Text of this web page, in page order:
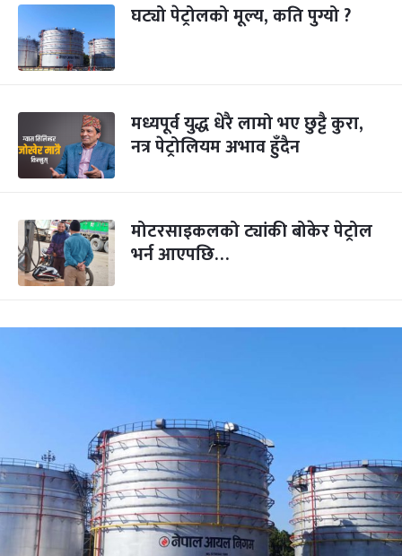
घट्यो पेट्रोलको मूल्य, कति पुग्यो ?
मध्यपूर्व युद्ध धेरै लामो भए छुट्टै कुरा,
नत्र पेट्रोलियम अभाव हुँदैन
मोटरसाइकलको ट्यांकी बोकेर पेट्रोल
भर्न आएपछि…